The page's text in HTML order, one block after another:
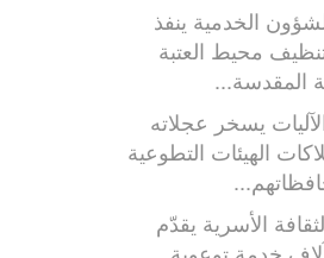
الخدمية ينفذ
محيط العتبة
المقدسة...
يسخر عجلاته
الهيئات التطوعية
الأسرية يقدّم